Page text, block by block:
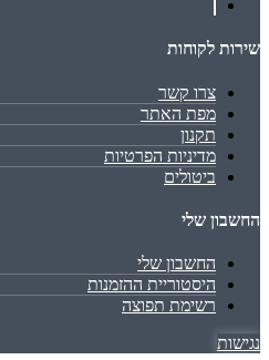
שירות לקוחות
צרו קשר
מפת האתר
תקנון
מדיניות הפרטיות
ביטולים
החשבון שלי
החשבון שלי
היסטוריית ההזמנות
רשימת תפוצה
נגישות